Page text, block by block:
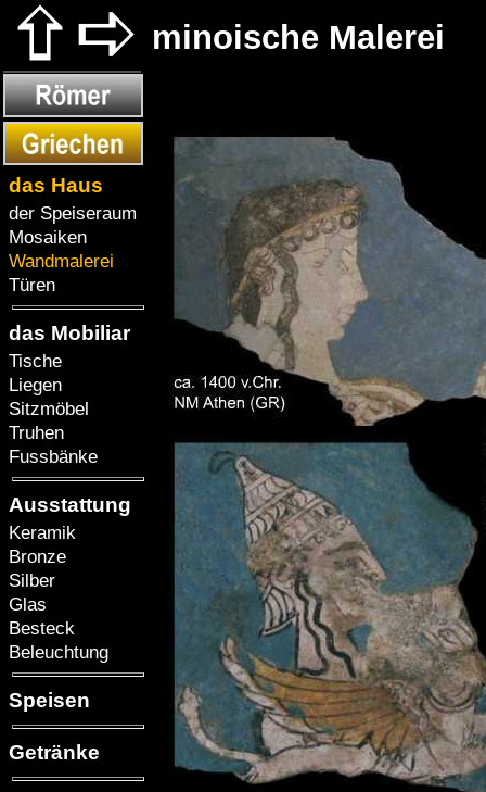
das Haus
der Speiseraum
Mosaiken
Wandmalerei
Türen
das Mobiliar
Tische
Liegen
Sitzmöbel
Truhen
Fussbänke
Ausstattung
Keramik
Bronze
Silber
Glas
Besteck
Beleuchtung
Speisen
Getränke
minoische Malerei